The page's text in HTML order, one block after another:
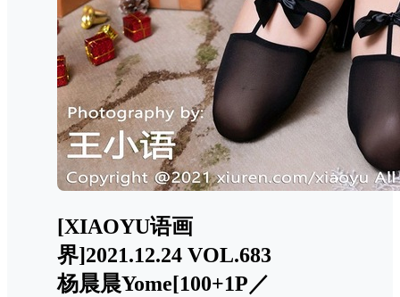
[XIAOYU语画
界]2021.12.24 VOL.683
杨晨晨Yome[100+1P／